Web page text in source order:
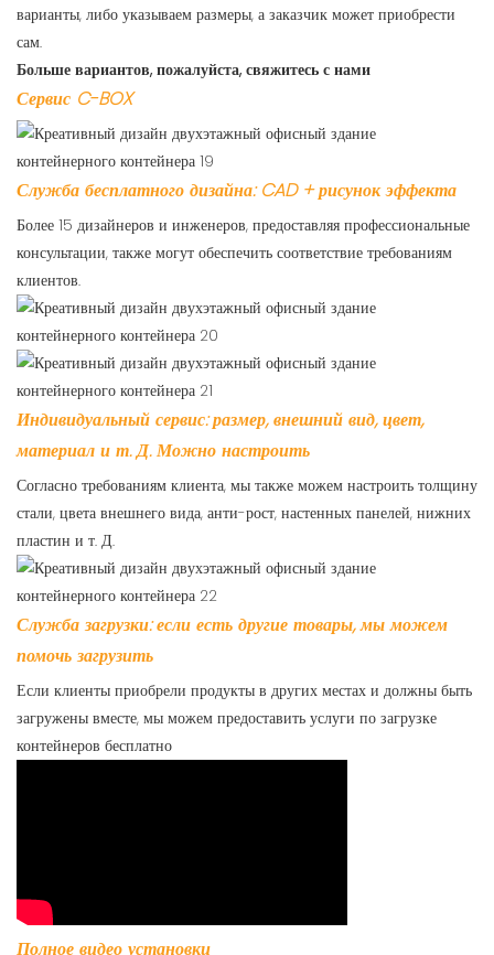
варианты, либо указываем размеры, а заказчик может приобрести
сам.
Больше вариантов, пожалуйста, свяжитесь с нами
Сервис C-BOX
Служба бесплатного дизайна: CAD + рисунок эффекта
Более 15 дизайнеров и инженеров, предоставляя профессиональные
консультации, также могут обеспечить соответствие требованиям
клиентов.
Индивидуальный сервис: размер, внешний вид, цвет,
материал и т. Д. Можно настроить
Согласно требованиям клиента, мы также можем настроить толщину
стали, цвета внешнего вида, анти-рост, настенных панелей, нижних
пластин и т. Д.
Служба загрузки: если есть другие товары, мы можем
помочь загрузить
Если клиенты приобрели продукты в других местах и ​​должны быть
загружены вместе, мы можем предоставить услуги по загрузке
контейнеров бесплатно
Полное видео установки